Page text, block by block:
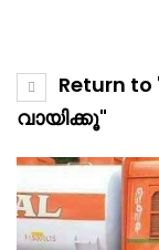
Return
വായിക്കൂ"